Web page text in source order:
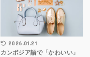
2026.01.21
カンボジア語で「かわいい」